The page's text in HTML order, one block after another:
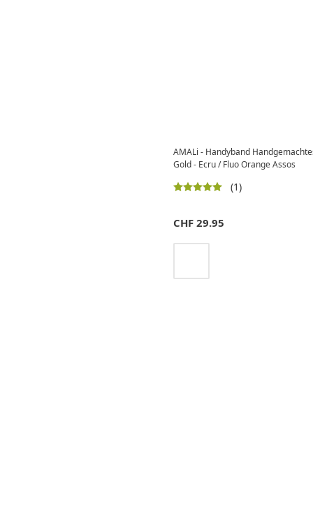
AMALi - Handyband
Gold - Ecru / Fluo Orange Assos
(1)
CHF 29.95